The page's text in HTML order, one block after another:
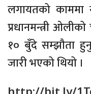
लगायतको काममा
प्रधानमन्त्री
१० बुँदे सम्झौता
जारी भएको थियो ।
http://bit.ly/